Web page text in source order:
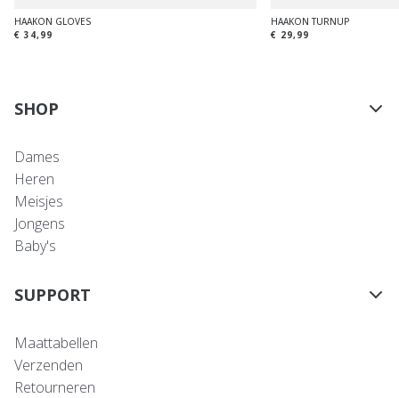
HAAKON GLOVES
€ 34,99
HAAKON TURNUP
€ 29,99
SHOP
Dames
Heren
Meisjes
Jongens
Baby's
SUPPORT
Maattabellen
Verzenden
Retourneren